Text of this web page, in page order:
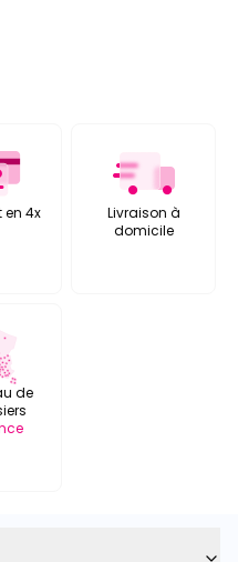
en 4x
Livraison à
domicile
de